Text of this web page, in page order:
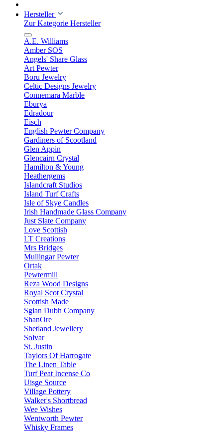
Hersteller
Zur Kategorie Hersteller
A.E. Williams
Amber SOS
Angels' Share Glass
Art Pewter
Boru Jewelry
Celtic Designs Jewelry
Connemara Marble
Eburya
Edradour
Eisch
English Pewter Company
Gardiners of Scootland
Glen Appin
Glencairn Crystal
Hamilton & Young
Heathergems
Islandcraft Studios
Island Turf Crafts
Isle of Skye Candles
Irish Handmade Glass Company
Just Slate Company
Love Scottish
LT Creations
Mrs Bridges
Mullingar Pewter
Ortak
Pewtermill
Reza Wood Designs
Royal Scot Crystal
Scottish Made
Sgian Dubh Company
ShanOre
Shetland Jewellery
Solvar
St. Justin
Taylors Of Harrogate
The Linen Table
Turf Peat Incense Co
Uisge Source
Village Pottery
Walker's Shortbread
Wee Wishes
Wentworth Pewter
Whisky Frames